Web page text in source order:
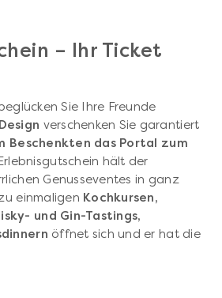
– Ihr Ticket
Sie Ihre Freunde
verschenken Sie garantiert
Beschenkten das Portal zum
hält der
Genusseventes in ganz
einmaligen Kochkursen,
und Gin-Tastings,
öffnet sich und er hat die